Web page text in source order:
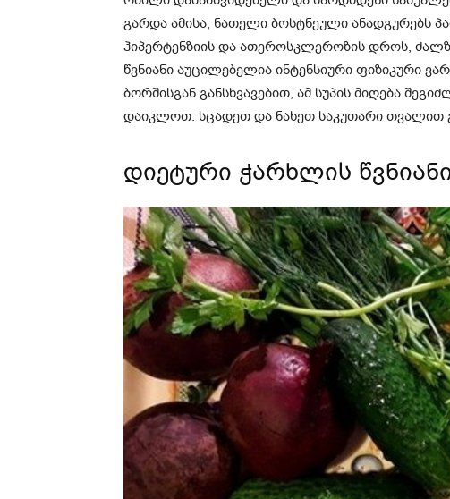
გარდა ამისა, ნათელი ბოსტნეული ანადგურებს
ჰიპერტენზიის და ათეროსკლეროზის დროს,
წვნიანი აუცილებელია ინტენსიური ფიზიკური
ბორშისგან განსხვავებით, ამ სუპის მიღება
დაიკლოთ. სცადეთ და ნახეთ საკუთარი თვალით
დიეტური ჭარხლის